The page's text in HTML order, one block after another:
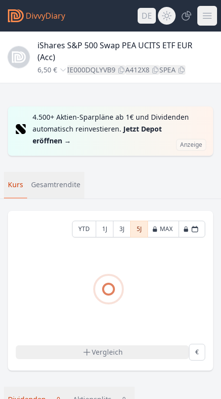
DivvyDiary DE
iShares S&P 500 Swap PEA UCITS ETF EUR
(Acc)
6,50 € IE000DQLYVB9 A412X8 SPEA
4.500+ Aktien-Sparpläne ab 1€ und Dividenden
automatisch reinvestieren. Jetzt Depot
eröffnen → Anzeige
Kurs Gesamtrendite
YTD 1J 3J 5J MAX
Vergleich €